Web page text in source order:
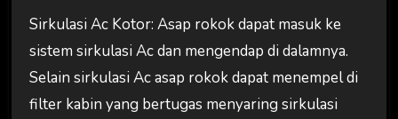
Sirkulasi Ac Kotor: Asap rokok dapat masuk ke
sistem sirkulasi Ac dan mengendap di dalamnya.
Selain sirkulasi Ac asap rokok dapat menempel di
filter kabin yang bertugas menyaring sirkulasi